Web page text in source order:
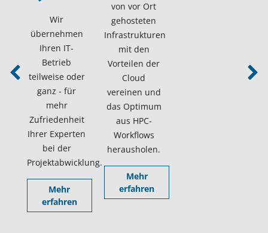
Wir
übernehmen
Ihren IT-
Betrieb
teilweise oder
ganz - für
mehr
Zufriedenheit
Ihrer Experten
bei der
Projektabwicklung.
Mehr
erfahren
von vor Ort
gehosteten
Infrastrukturen
mit den
Vorteilen der
Cloud
vereinen und
das Optimum
aus HPC-
Workflows
herausholen.
Mehr
erfahren
Previous Next